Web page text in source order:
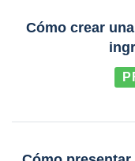
Cómo crear